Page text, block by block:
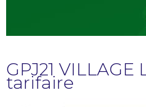
GPJ21 VILLAGE
tarifaire